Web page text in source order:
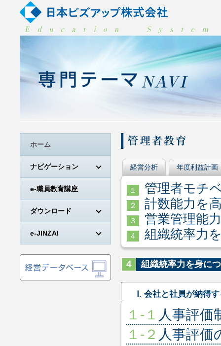
ホーム
ナビゲーション
e-職員教育講座
ダウンロード
e-JINZAI
経営分析 年度利益計画
１ 管理者モチ
２ 計数能力を
３ 営業管理能
４ 組織統率力
４ 組織統率力を身に
Ⅰ. 会社と社員が納得
１-１ 人事評価
１-２ 人事評価